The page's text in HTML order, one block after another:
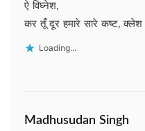
ऐ विघ्नेश,
कर तूँ दूर हमारे सारे कष्ट, क्लेश
Loading...
Madhusudan Singh